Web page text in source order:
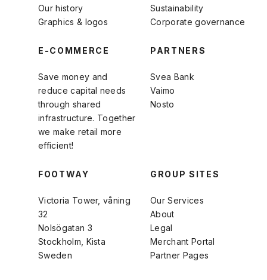
Our history
Graphics & logos
Sustainability
Corporate governance
E-COMMERCE
Save money and
reduce capital needs
through shared
infrastructure. Together
we make retail more
efficient!
PARTNERS
Svea Bank
Vaimo
Nosto
FOOTWAY
Victoria Tower, våning
32
Nolsögatan 3
Stockholm, Kista
Sweden
GROUP SITES
Our Services
About
Legal
Merchant Portal
Partner Pages